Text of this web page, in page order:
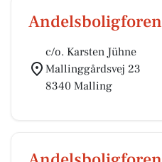
c/o. Karsten Jühne
Mallinggårdsvej 23
8340 Malling